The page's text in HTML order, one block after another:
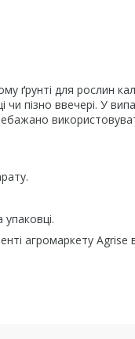
ґрунті для рослин
пізно ввечері. У
агромаркету Agrise